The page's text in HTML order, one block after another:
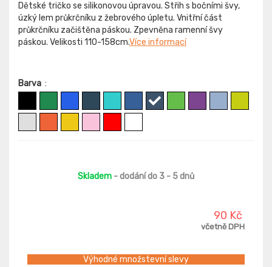
Dětské tričko se silikonovou úpravou. Střih s bočními švy,
úzký lem průkrčníku z žebrového úpletu. Vnitřní část
průkrčníku začištěna páskou. Zpevněna ramenní švy
páskou. Velikosti 110-158cm.Více informací
Barva :
Skladem - dodání do 3 - 5 dnů
90 Kč
včetně DPH
Výhodné množstevní slevy